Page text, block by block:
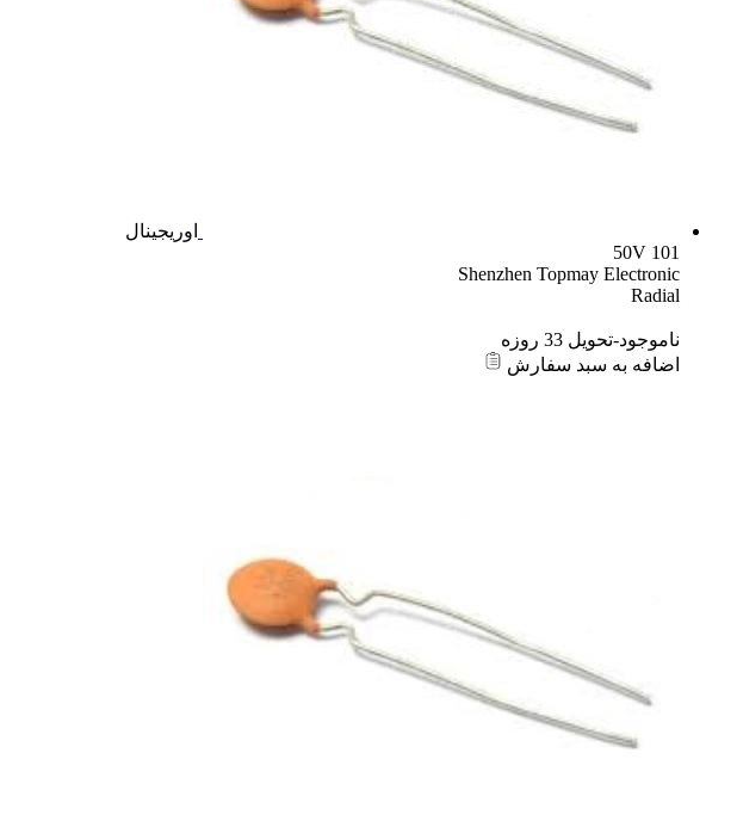
اوریجینال
101 50V
Shenzhen Topmay Electronic
Radial
ناموجود-تحویل 33 روزه
اضافه به سبد سفارش